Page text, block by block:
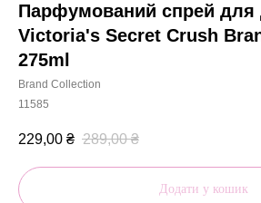
Парфумований спрей для
Victoria's Secret Crush
275ml
Brand Collection
11585
229,00 ₴ 289,00 ₴
Додати у кошик